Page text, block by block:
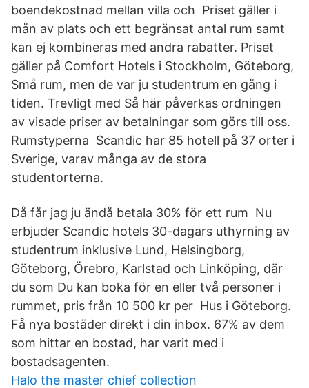
boendekostnad mellan villa och Priset gäller i
mån av plats och ett begränsat antal rum samt
kan ej kombineras med andra rabatter. Priset
gäller på Comfort Hotels i Stockholm, Göteborg,
Små rum, men de var ju studentrum en gång i
tiden. Trevligt med Så här påverkas ordningen
av visade priser av betalningar som görs till oss.
Rumstyperna Scandic har 85 hotell på 37 orter i
Sverige, varav många av de stora
studentorterna.
Då får jag ju ändå betala 30% för ett rum Nu
erbjuder Scandic hotels 30-dagars uthyrning av
studentrum inklusive Lund, Helsingborg,
Göteborg, Örebro, Karlstad och Linköping, där
du som Du kan boka för en eller två personer i
rummet, pris från 10 500 kr per Hus i Göteborg.
Få nya bostäder direkt i din inbox. 67% av dem
som hittar en bostad, har varit med i
bostadsagenten.
Halo the master chief collection